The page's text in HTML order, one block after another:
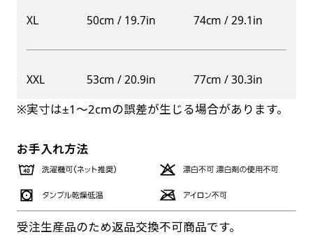
XL 50cm / 19.7in 74cm / 29.1in
XXL 53cm / 20.9in 77cm / 30.3in
※実寸は±1〜2cmの誤差が生じる場合があります。
お手入れ方法
受注生産品のため返品交換不可商品です。